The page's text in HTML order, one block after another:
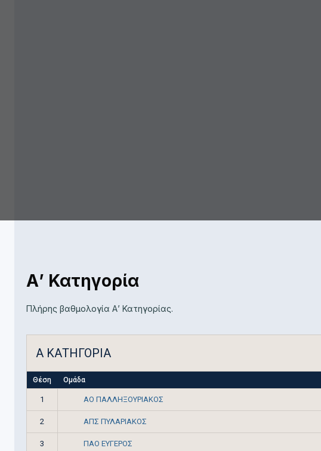
Α’ Κατηγορία
Πλήρης βαθμολογία Α’ Κατηγορίας.
Α ΚΑΤΗΓΟΡΙΑ
Θέση Ομάδα
1 ΑΟ ΠΑΛΛΗΞΟΥΡΙΑΚΟΣ
2 ΑΠΣ ΠΥΛΑΡΙΑΚΟΣ
3 ΠΑΟ ΕΥΓΕΡΟΣ